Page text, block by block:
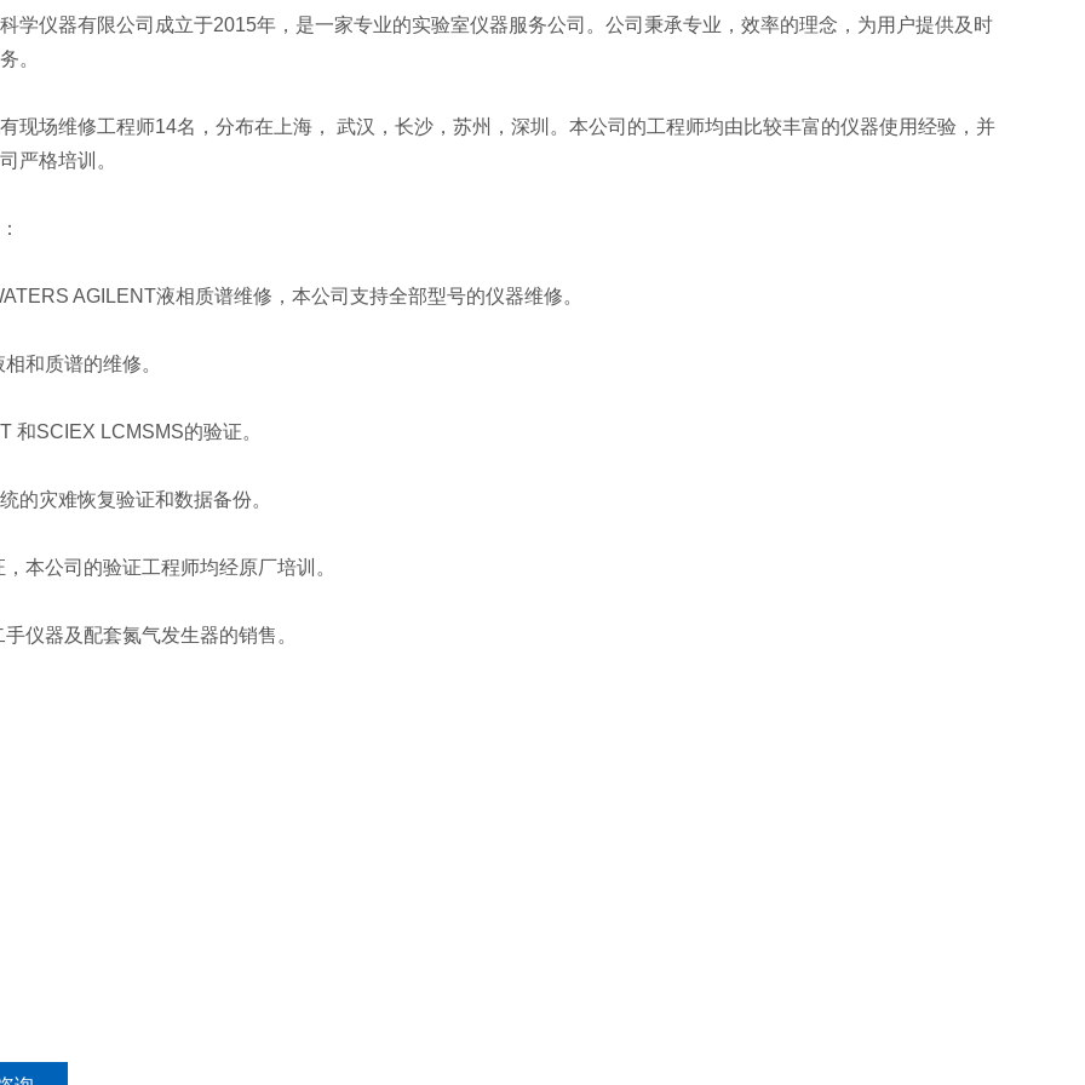
科学仪器有限公司成立于2015年，是一家专业的实验室仪器服务公司。公司秉承专业，效率的理念，为用户提供及时
。
现场维修工程师14名，分布在上海， 武汉，长沙，苏州，深圳。本公司的工程师均由比较丰富的仪器使用经验，并
严格培训。
AGILENT液相质谱维修，本公司支持全部型号的仪器维修。
和质谱的维修。
和SCIEX LCMSMS的验证。
的灾难恢复验证和数据备份。
，本公司的验证工程师均经原厂培训。
仪器及配套氮气发生器的销售。